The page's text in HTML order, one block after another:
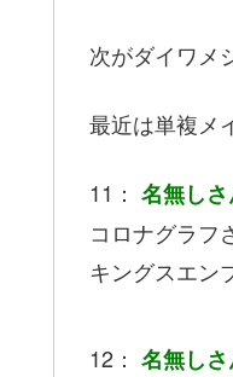
次がダイワメ
最近は単複メ
11： 名無し
コロナグラフ
キングスエン
12： 名無し